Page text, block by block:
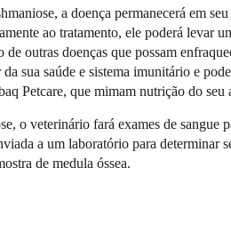
a doença permanecerá em
ao tratamento, ele poderá levar
outras doenças que possam
sua saúde e sistema imunitário e
Petcare, que mimam nutrição do seu
o veterinário fará exames de sangue
a um laboratório para
de medula óssea.